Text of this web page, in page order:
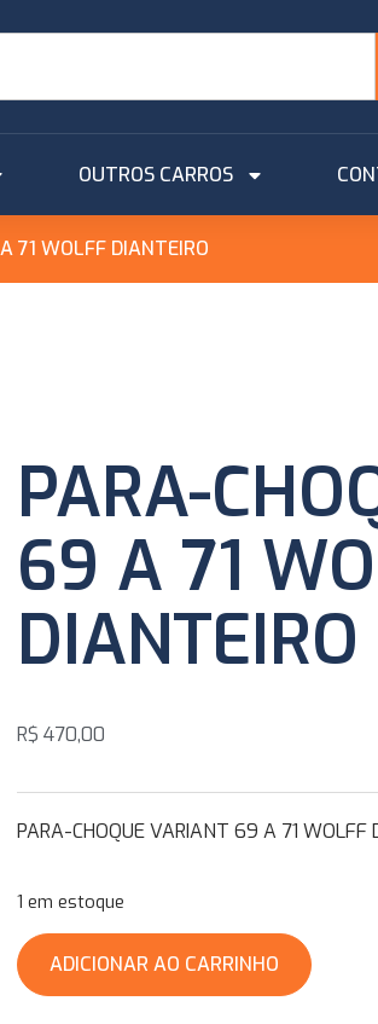
OUTROS CARROS
71 WOLFF DIANTEIRO
PARA-
69 A 71
DIANTEIRO
R$ 470,00
PARA-CHOQUE VARIANT 69 A 71 WOLFF
1 em estoque
ADICIONAR AO CARRINHO